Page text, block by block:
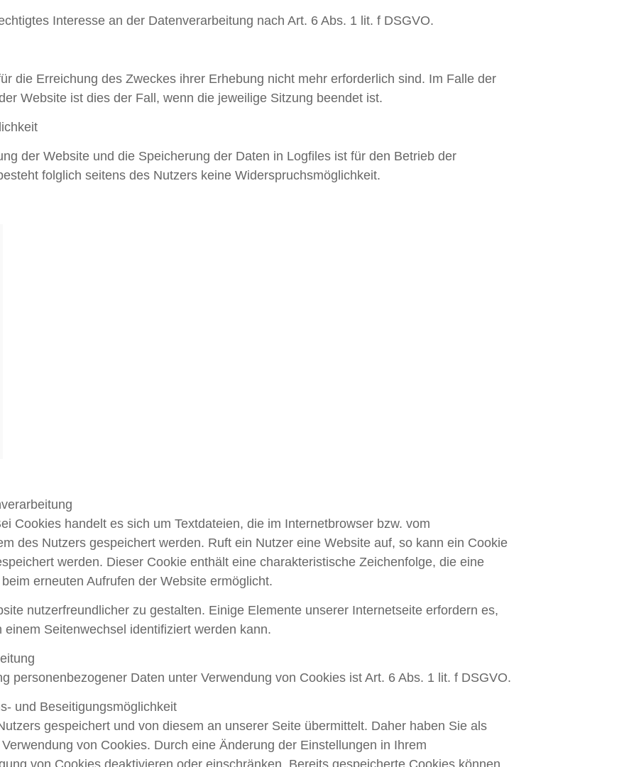
Interesse an der Datenverarbeitung nach Art. 6 Abs. 1 lit. f DSGVO.
die Erreichung des Zweckes ihrer Erhebung nicht mehr erforderlich sind. Im Falle der
Website ist dies der Fall, wenn die jeweilige Sitzung beendet ist.
der Website und die Speicherung der Daten in Logfiles ist für den Betrieb der
folglich seitens des Nutzers keine Widerspruchsmöglichkeit.
Cookies handelt es sich um Textdateien, die im Internetbrowser bzw. vom
des Nutzers gespeichert werden. Ruft ein Nutzer eine Website auf, so kann ein Cookie
werden. Dieser Cookie enthält eine charakteristische Zeichenfolge, die eine
erneuten Aufrufen der Website ermöglicht.
nutzerfreundlicher zu gestalten. Einige Elemente unserer Internetseite erfordern es,
Seitenwechsel identifiziert werden kann.
personenbezogener Daten unter Verwendung von Cookies ist Art. 6 Abs. 1 lit. f DSGVO.
und Beseitigungsmöglichkeit
gespeichert und von diesem an unserer Seite übermittelt. Daher haben Sie als
von Cookies. Durch eine Änderung der Einstellungen in Ihrem